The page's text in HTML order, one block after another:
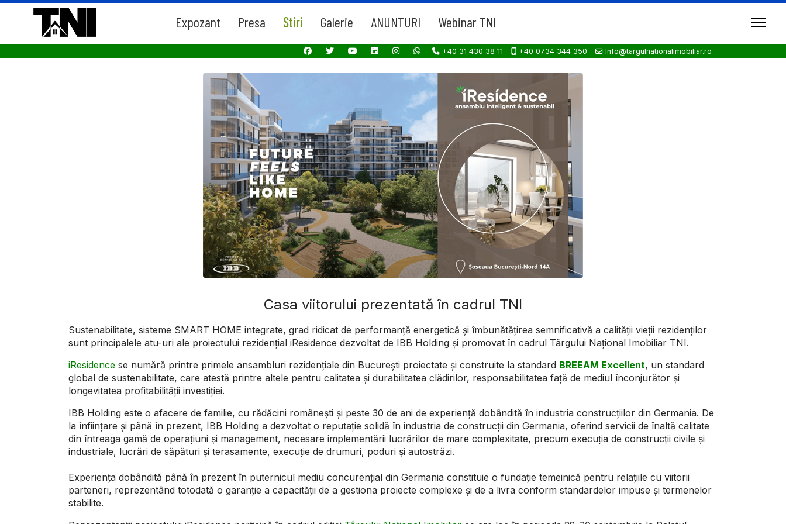
Expozant Presa Stiri Galerie ANUNTURI Webinar TNI
+40 31 430 38 11 +40 0734 344 350 Info@targulnationalimobiliar.ro
Casa viitorului prezentată în cadrul TNI
Sustenabilitate, sisteme SMART HOME integrate, grad ridicat de performanță energetică și îmbunătățirea semnificativă a calității vieții rezidenților
sunt principalele atu-uri ale proiectului rezidențial iResidence dezvoltat de IBB Holding și promovat în cadrul Târgului Național Imobiliar TNI.
iResidence se numără printre primele ansambluri rezidențiale din București proiectate și construite la standard BREEAM Excellent, un standard
global de sustenabilitate, care atestă printre altele pentru calitatea și durabilitatea clădirilor, responsabilitatea față de mediul înconjurător și
longevitatea profitabilității investiției.
IBB Holding este o afacere de familie, cu rădăcini românești și peste 30 de ani de experiență dobândită în industria construcțiilor din Germania. De
la înființare și până în prezent, IBB Holding a dezvoltat o reputație solidă în industria de construcții din Germania, oferind servicii de înaltă calitate
din întreaga gamă de operațiuni și management, necesare implementării lucrărilor de mare complexitate, precum execuția de construcții civile și
industriale, lucrări de săpături și terasamente, execuție de drumuri, poduri și autostrăzi.
Experiența dobândită până în prezent în puternicul mediu concurențial din Germania constituie o fundație temeinică pentru relațiile cu viitorii
parteneri, reprezentând totodată o garanție a capacității de a gestiona proiecte complexe și de a livra conform standardelor impuse și termenelor
stabilite.